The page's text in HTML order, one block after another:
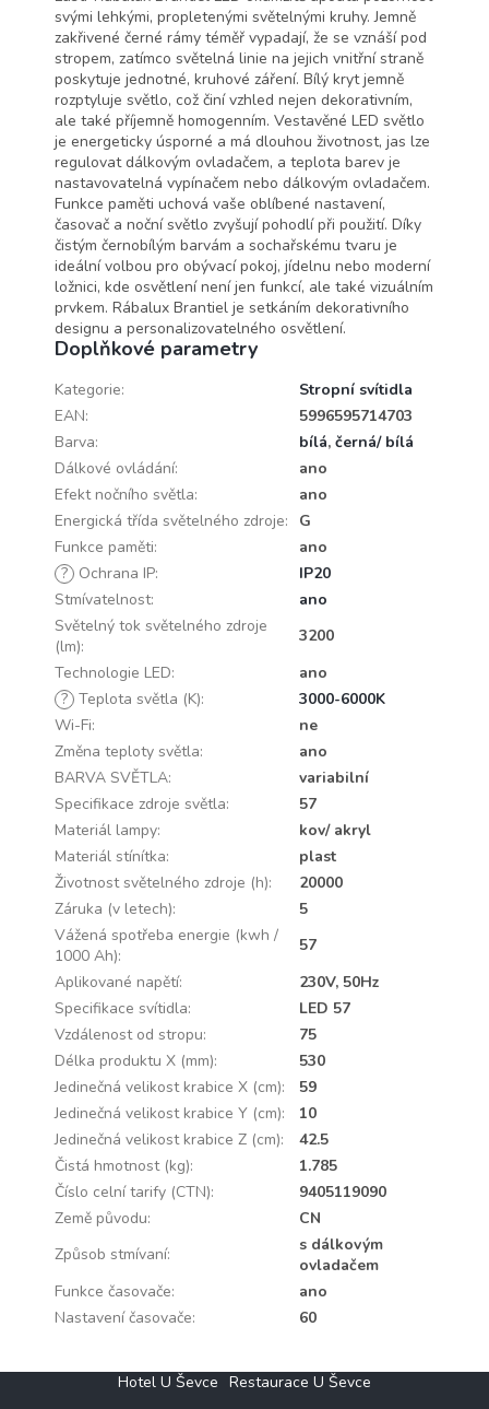
svými lehkými, propletenými světelnými kruhy. Jemně
zakřivené černé rámy téměř vypadají, že se vznáší pod
stropem, zatímco světelná linie na jejich vnitřní straně
poskytuje jednotné, kruhové záření. Bílý kryt jemně
rozptyluje světlo, což činí vzhled nejen dekorativním,
ale také příjemně homogenním. Vestavěné LED světlo
je energeticky úsporné a má dlouhou životnost, jas lze
regulovat dálkovým ovladačem, a teplota barev je
nastavovatelná vypínačem nebo dálkovým ovladačem.
Funkce paměti uchová vaše oblíbené nastavení,
časovač a noční světlo zvyšují pohodlí při použití. Díky
čistým černobílým barvám a sochařskému tvaru je
ideální volbou pro obývací pokoj, jídelnu nebo moderní
ložnici, kde osvětlení není jen funkcí, ale také vizuálním
prvkem. Rábalux Brantiel je setkáním dekorativního
designu a personalizovatelného osvětlení.
Doplňkové parametry
Kategorie:
Stropní svítidla
EAN:
5996595714703
Barva: bílá, černá/ bílá
Dálkové ovládání:
ano
Efekt nočního světla:
ano
Energická třída světelného zdroje:
G
Funkce paměti:
ano
? Ochrana IP:
IP20
Stmívatelnost:
ano
Světelný tok světelného zdroje
(lm):
3200
Technologie LED:
ano
? Teplota světla (K):
3000-6000K
Wi-Fi:
ne
Změna teploty světla:
ano
BARVA SVĚTLA:
variabilní
Specifikace zdroje světla:
57
Materiál lampy:
kov/ akryl
Materiál stínítka:
plast
Životnost světelného zdroje (h):
20000
Záruka (v letech):
5
Vážená spotřeba energie (kwh /
1000 Ah):
57
Aplikované napětí:
230V, 50Hz
Specifikace svítidla:
LED 57
Vzdálenost od stropu:
75
Délka produktu X (mm):
530
Jedinečná velikost krabice X (cm):
59
Jedinečná velikost krabice Y (cm):
10
Jedinečná velikost krabice Z (cm):
42.5
Čistá hmotnost (kg):
1.785
Číslo celní tarify (CTN):
9405119090
Země původu:
CN
Způsob stmívaní:
s dálkovým
ovladačem
Funkce časovače:
ano
Nastavení časovače: 60
Hotel U Ševce Restaurace U Ševce